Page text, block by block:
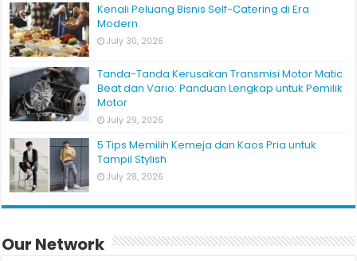
Kenali Peluang Bisnis Self-Catering di Era
Modern
July 30, 2026
Tanda-Tanda Kerusakan Transmisi Motor Matic
Beat dan Vario: Panduan Lengkap untuk Pemilik
Motor
July 29, 2026
5 Tips Memilih Kemeja dan Kaos Pria untuk
Tampil Stylish
July 28, 2026
Our Network